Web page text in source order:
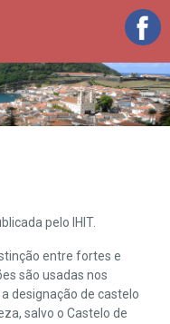
pelo IHIT.
entre fortes e
são usadas nos
designação de castelo
salvo o Castelo de